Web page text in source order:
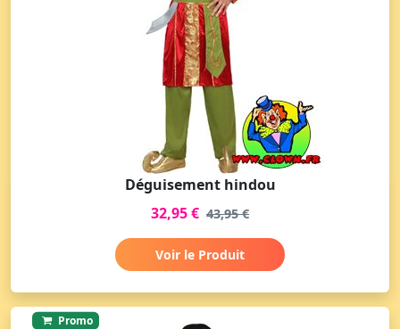
Déguisement hindou
32,95 € 43,95 €
Voir le Produit
Promo